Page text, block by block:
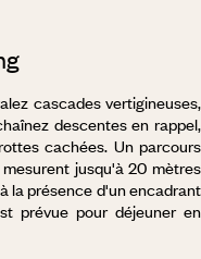
cascades vertigineuses,
descentes en rappel,
cachées. Un parcours
jusqu'à 20 mètres
la présence d'un encadrant
prévue pour déjeuner en